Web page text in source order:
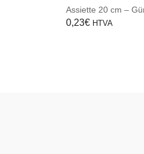
Assiette 20 cm –
0,23€ HTVA